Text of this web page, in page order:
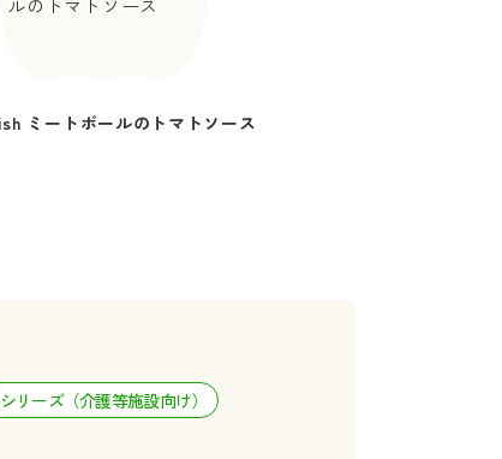
ミートボールのトマトソース
リーズ（介護等施設向け）